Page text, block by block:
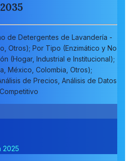
de Detergentes de Lavandería -
Otros); Por Tipo (Enzimático y No
(Hogar, Industrial e Institucional);
México, Colombia, Otros);
de Precios, Análisis de Datos
2025